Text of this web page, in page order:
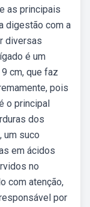
as principais
digestão com a
diversas
é um
cm, que faz
pois
o principal
dos
um suco
em ácidos
no
com atenção,
por